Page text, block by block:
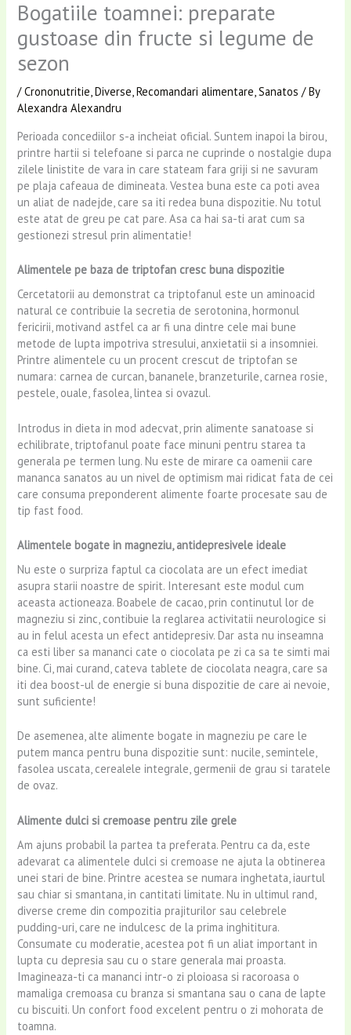
Bogatiile toamnei: preparate
gustoase din fructe si legume de
sezon
/Crononutritie,Diverse,Recomandari alimentare,Sanatos / By
Alexandra Alexandru
Perioada concediilor s-a incheiat oficial. Suntem inapoi la birou,
printre hartii si telefoane si parca ne cuprinde o nostalgie dupa
zilele linistite de vara in care stateam fara griji si ne savuram
pe plaja cafeaua de dimineata. Vestea buna este ca poti avea
un aliat de nadejde, care sa iti redea buna dispozitie. Nu totul
este atat de greu pe cat pare. Asa ca hai sa-ti arat cum sa
gestionezi stresul prin alimentatie!
Alimentele pe baza de triptofan cresc buna dispozitie
Cercetatorii au demonstrat ca triptofanul este un aminoacid
natural ce contribuie la secretia de serotonina, hormonul
fericirii, motivand astfel ca ar fi una dintre cele mai bune
metode de lupta impotriva stresului, anxietatii si a insomniei.
Printre alimentele cu un procent crescut de triptofan se
numara: carnea de curcan, bananele, branzeturile, carnea rosie,
pestele, ouale, fasolea, lintea si ovazul.
Introdus in dieta in mod adecvat, prin alimente sanatoase si
echilibrate, triptofanul poate face minuni pentru starea ta
generala pe termen lung. Nu este de mirare ca oamenii care
mananca sanatos au un nivel de optimism mai ridicat fata de cei
care consuma preponderent alimente foarte procesate sau de
tip fast food.
Alimentele bogate in magneziu, antidepresivele ideale
Nu este o surpriza faptul ca ciocolata are un efect imediat
asupra starii noastre de spirit. Interesant este modul cum
aceasta actioneaza. Boabele de cacao, prin continutul lor de
magneziu si zinc, contibuie la reglarea activitatii neurologice si
au in felul acesta un efect antidepresiv. Dar asta nu inseamna
ca esti liber sa mananci cate o ciocolata pe zi ca sa te simti mai
bine. Ci, mai curand, cateva tablete de ciocolata neagra, care sa
iti dea boost-ul de energie si buna dispozitie de care ai nevoie,
sunt suficiente!
De asemenea, alte alimente bogate in magneziu pe care le
putem manca pentru buna dispozitie sunt: nucile, semintele,
fasolea uscata, cerealele integrale, germenii de grau si taratele
de ovaz.
Alimente dulci si cremoase pentru zile grele
Am ajuns probabil la partea ta preferata. Pentru ca da, este
adevarat ca alimentele dulci si cremoase ne ajuta la obtinerea
unei stari de bine. Printre acestea se numara inghetata, iaurtul
sau chiar si smantana, in cantitati limitate. Nu in ultimul rand,
diverse creme din compozitia prajiturilor sau celebrele
pudding-uri, care ne indulcesc de la prima inghititura.
Consumate cu moderatie, acestea pot fi un aliat important in
lupta cu depresia sau cu o stare generala mai proasta.
Imagineaza-ti ca mananci intr-o zi ploioasa si racoroasa o
mamaliga cremoasa cu branza si smantana sau o cana de lapte
cu biscuiti. Un confort food excelent pentru o zi mohorata de
toamna.